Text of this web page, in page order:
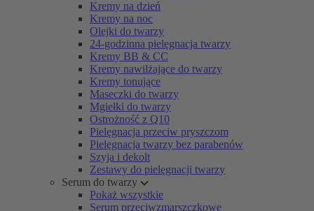
Kremy na dzień
Kremy na noc
Olejki do twarzy
24-godzinna pielęgnacja twarzy
Kremy BB & CC
Kremy nawilżające do twarzy
Kremy tonujące
Maseczki do twarzy
Mgiełki do twarzy
Ostrożność z Q10
Pielęgnacja przeciw pryszczom
Pielęgnacja twarzy bez parabenów
Szyja i dekolt
Zestawy do pielęgnacji twarzy
Serum do twarzy
Pokaż wszystkie
Serum przeciwzmarszczkowe